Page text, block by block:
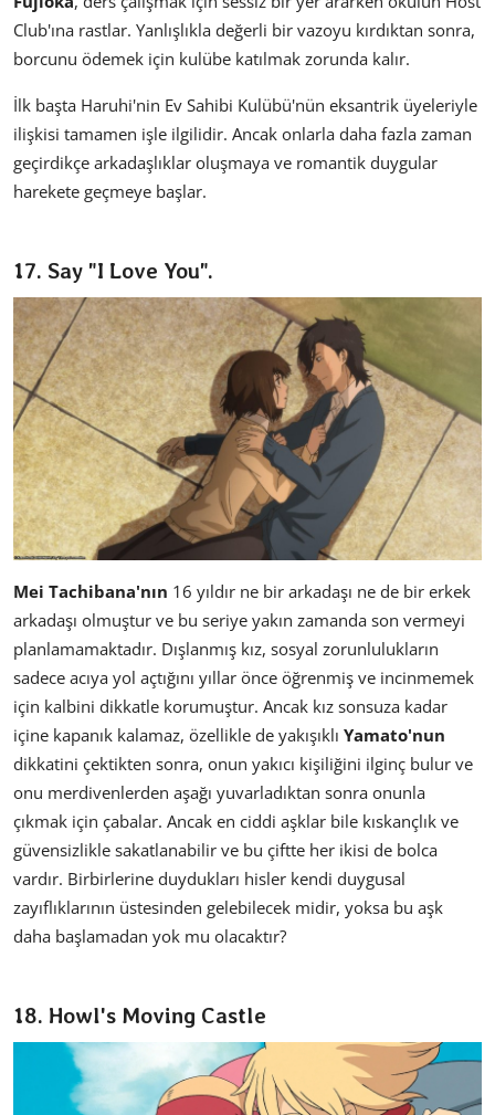
Club'ına rastlar. Yanlışlıkla değerli bir vazoyu kırdıktan sonra,
borcunu ödemek için kulübe katılmak zorunda kalır.
İlk başta Haruhi'nin Ev Sahibi Kulübü'nün eksantrik üyeleriyle
ilişkisi tamamen işle ilgilidir. Ancak onlarla daha fazla zaman
geçirdikçe arkadaşlıklar oluşmaya ve romantik duygular
harekete geçmeye başlar.
17. Say "I Love You".
Mei Tachibana'nın 16 yıldır ne bir arkadaşı ne de bir erkek
arkadaşı olmuştur ve bu seriye yakın zamanda son vermeyi
planlamamaktadır. Dışlanmış kız, sosyal zorunlulukların
sadece acıya yol açtığını yıllar önce öğrenmiş ve incinmemek
için kalbini dikkatle korumuştur. Ancak kız sonsuza kadar
içine kapanık kalamaz, özellikle de yakışıklı Yamato'nun
dikkatini çektikten sonra, onun yakıcı kişiliğini ilginç bulur ve
onu merdivenlerden aşağı yuvarladıktan sonra onunla
çıkmak için çabalar. Ancak en ciddi aşklar bile kıskançlık ve
güvensizlikle sakatlanabilir ve bu çiftte her ikisi de bolca
vardır. Birbirlerine duydukları hisler kendi duygusal
zayıflıklarının üstesinden gelebilecek midir, yoksa bu aşk
daha başlamadan yok mu olacaktır?
18. Howl's Moving Castle